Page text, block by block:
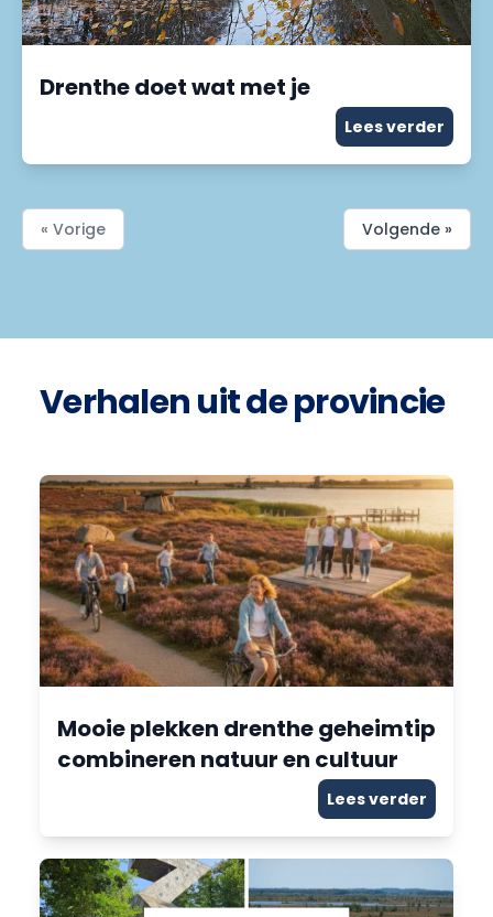
Drenthe doet wat met je
Lees verder
« Vorige Volgende »
Verhalen uit de provincie
Mooie plekken drenthe geheimtip
combineren natuur en cultuur
Lees verder